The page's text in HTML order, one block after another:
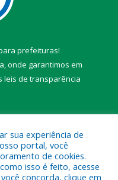
prefeituras!
onde garantimos em
leis de transparência
sua experiência de
portal, você
de cookies.
isso é feito, acesse
você concorda, clique em